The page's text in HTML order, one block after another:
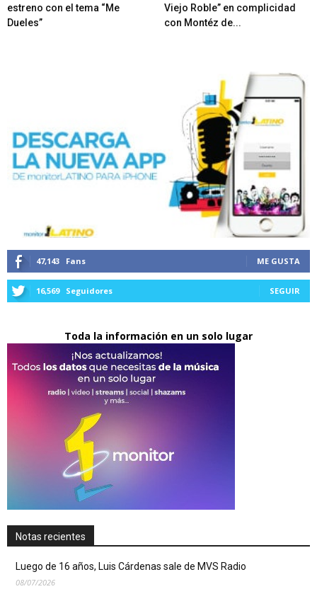
estreno con el tema “Me
Dueles”
Viejo Roble” en complicidad
con Montéz de...
47,143 Fans ME GUSTA
16,569 Seguidores SEGUIR
Toda la información en un solo lugar
Notas recientes
Luego de 16 años, Luis Cárdenas sale de MVS Radio
08/07/2026